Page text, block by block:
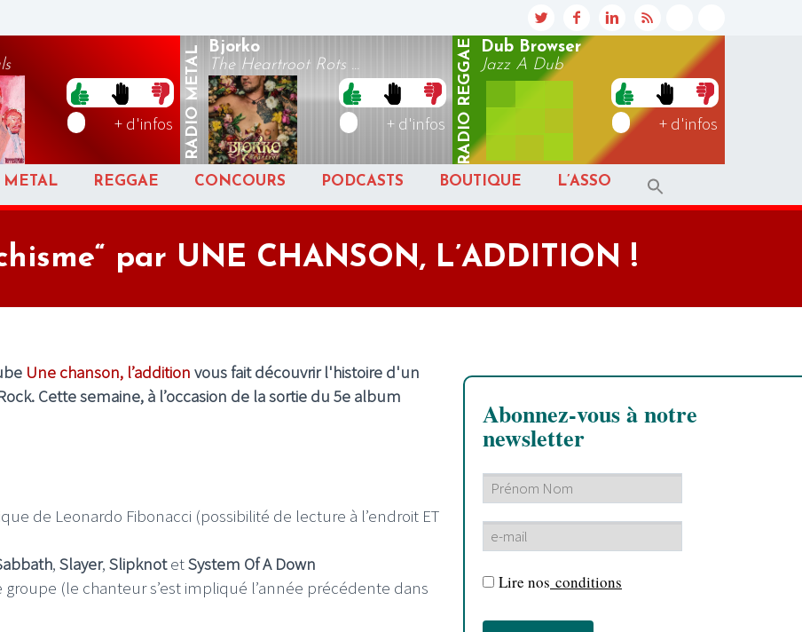
+ d'infos RADIO
METAL Bjorko
The Heartroot Rots ...
+ d'infos RADIO
REGGAE
Dub Browser
Jazz A Dub
+ d'infos
METAL REGGAE CONCOURS PODCASTS BOUTIQUE L’ASSO
par UNE CHANSON, L’ADDITION !
Une chanson, l’addition vous fait découvrir l'histoire d'un
Cette semaine, à l’occasion de la sortie du 5e album
de Leonardo Fibonacci (possibilité de lecture à l’endroit ET
, Slayer, SlipknotetSystem Of A Down
(le chanteur s’est impliqué l’année précédente dans
Abonnez-vous à notre
newsletter
Lire nos conditions